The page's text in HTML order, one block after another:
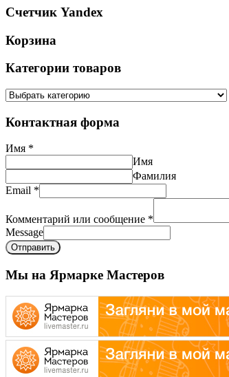
Счетчик Yandex
Корзина
Категории товаров
Контактная форма
Имя *
Имя
Фамилия
Email *
Комментарий или сообщение *
Message
Отправить
Мы на Ярмарке Мастеров